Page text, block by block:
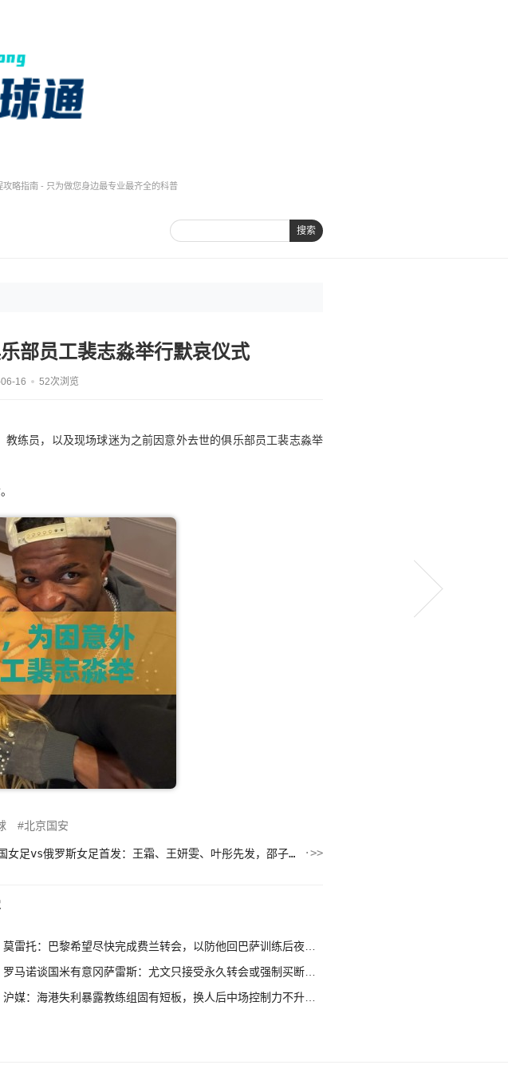
略指南 - 只为做您身边最专业最齐全的科普
搜索
部员工裴志淼举行默哀仪式
16 52次浏览
练员，以及现场球迷为之前因意外去世的俱乐部员工裴志淼举
北京国安
中国女足vs俄罗斯女足首发：王霜、王妍雯、叶彤先发，邵子钦替补
莫雷托：巴黎希望尽快完成费兰转会，以防他回巴萨训练后夜长梦多
罗马诺谈国米有意冈萨雷斯：尤文只接受永久转会或强制买断方案
沪媒：海港失利暴露教练组固有短板，换人后中场控制力不升反降